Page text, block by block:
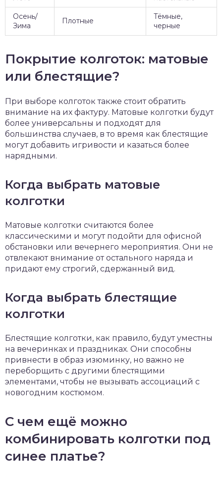
Осень/
Зима
Плотные
Тёмные,
черные
Покрытие колготок: матовые
или блестящие?
При выборе колготок также стоит обратить
внимание на их фактуру. Матовые колготки будут
более универсальны и подходят для
большинства случаев, в то время как блестящие
могут добавить игривости и казаться более
нарядными.
Когда выбрать матовые
колготки
Матовые колготки считаются более
классическими и могут подойти для офисной
обстановки или вечернего мероприятия. Они не
отвлекают внимание от остального наряда и
придают ему строгий, сдержанный вид.
Когда выбрать блестящие
колготки
Блестящие колготки, как правило, будут уместны
на вечеринках и праздниках. Они способны
привнести в образ изюминку, но важно не
переборщить с другими блестящими
элементами, чтобы не вызывать ассоциаций с
новогодним костюмом.
С чем ещё можно
комбинировать колготки под
синее платье?